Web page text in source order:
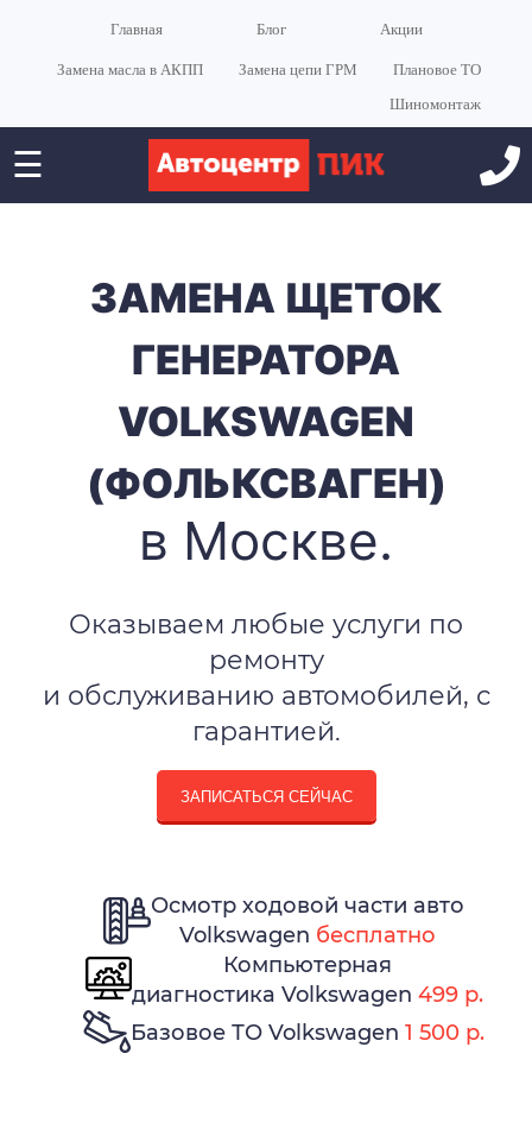
Главная Блог Акции
Замена масла в АКПП Замена цепи ГРМ
Плановое ТО
Шиномонтаж
☰
ЗАМЕНА ЩЕТОК
ГЕНЕРАТОРА
VOLKSWAGEN
(ФОЛЬКСВАГЕН)
в Москве.
Оказываем любые услуги по
ремонту
и обслуживанию автомобилей, с
гарантией.
ЗАПИСАТЬСЯ СЕЙЧАС
Осмотр ходовой части авто
Volkswagen бесплатно
Компьютерная
диагностика Volkswagen 499 р.
Базовое ТО Volkswagen 1 500 р.